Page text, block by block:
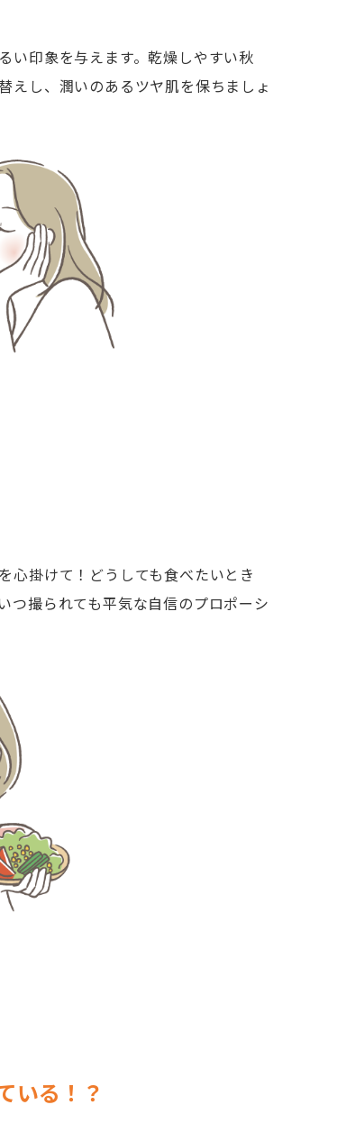
い印象を与えます。乾燥しやすい秋
えし、潤いのあるツヤ肌を保ちましょ
心掛けて！どうしても食べたいとき
撮られても平気な自信のプロポーシ
いる！？